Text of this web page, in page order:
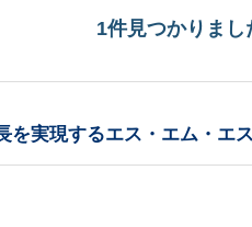
1件見つかりまし
を実現するエス・エム・エ